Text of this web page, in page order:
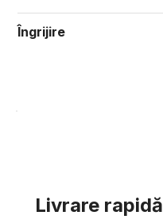
Îngrijire
Livrare rapidă